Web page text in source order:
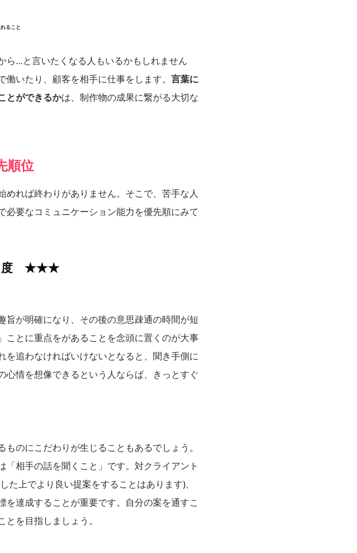
ること
ら…と言いたくなる人もいるかもしれません
いたり、顧客を相手に仕事をします。 言葉に
とができるかは、制作物の成果に繋がる大切な
順位
めれば終わりがありません。そこで、苦手な人
必要なコミュニケーション能力を優先順にみて
力度 ★★★
旨が明確になり、その後の意思疎通の時間が短
ことに重点をがあることを念頭に置くのが大事
を追わなければいけないとなると、聞き手側に
心情を想像できるという人ならば、きっとすぐ
のにこだわりが生じることもあるでしょう。
「相手の話を聞くこと」です。対クライアント
た上でより良い提案をすることはあります)、
達成することが重要です。自分の案を通すこ
を目指しましょう。